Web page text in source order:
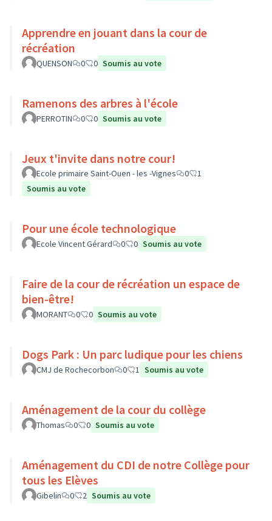
Apprendre en jouant dans la cour de
récréation
QUENSON 0 0 Soumis au vote
Ramenons des arbres à l'école
PERROTIN 0 0 Soumis au vote
Jeux t'invite dans notre cour!
Ecole primaire Saint-Ouen - les -Vignes 0
1
Soumis au vote
Pour une école technologique
Ecole Vincent Gérard 0 0 Soumis au vote
Faire de la cour de récréation un espace de
bien-être!
MORANT 0 0 Soumis au vote
Dogs Park : Un parc ludique pour les chiens
CMJ de Rochecorbon 0 1 Soumis au vote
Aménagement de la cour du collège
Thomas 0 0 Soumis au vote
Aménagement du CDI de notre Collège pour
tous les Elèves
Gibelin 0 2 Soumis au vote